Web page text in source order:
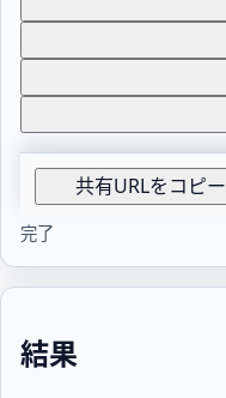
共有URLをコピー
完了
結果